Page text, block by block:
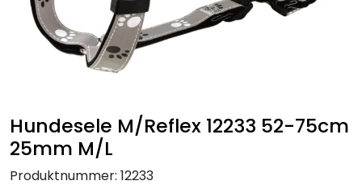
Hundesele M/Reflex 12233 52-75cm
25mm M/L
Produktnummer: 12233